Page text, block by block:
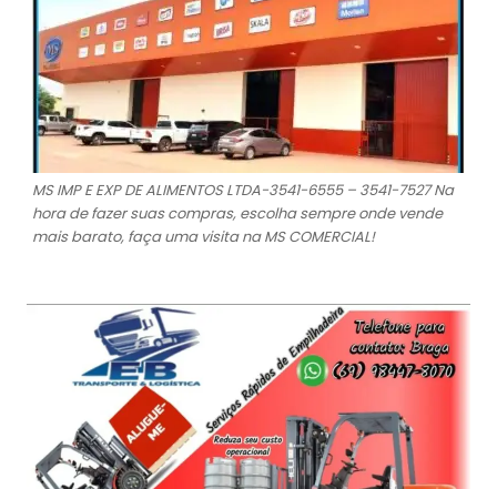
MS IMP E EXP DE ALIMENTOS LTDA-3541-6555 – 3541-7527 Na
hora de fazer suas compras, escolha sempre onde vende
mais barato, faça uma visita na MS COMERCIAL!